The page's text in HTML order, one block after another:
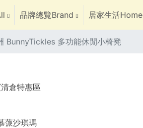
品牌總覽Brand 居家生活Home
BunnyTickles 多功能休閒小椅凳
倉特惠區
蒎沙琪瑪